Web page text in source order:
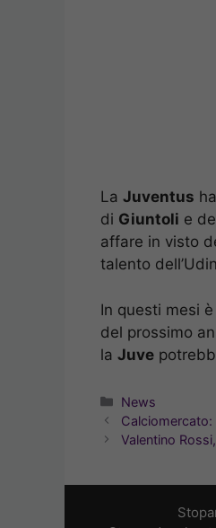
La Juventus
di Giuntoli e
affare in visto
talento
In questi mesi
del prossimo
la Juve
Categorie
News
Valentino